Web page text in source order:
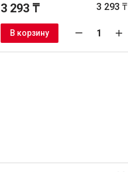
3 293 ₸ 3 293 ₸
В корзину